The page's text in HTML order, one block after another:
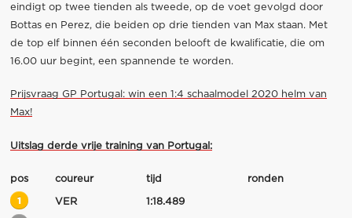
eindigt op twee tienden als tweede, op de voet gevolgd door
Bottas en Perez, die beiden op drie tienden van Max staan. Met
de top elf binnen één seconden belooft de kwalificatie, die om
16.00 uur begint, een spannende te worden.
Prijsvraag GP Portugal: win een 1:4 schaalmodel 2020 helm van
Max!
Uitslag derde vrije training van Portugal:
pos coureur tijd ronden
1 VER 1:18.489